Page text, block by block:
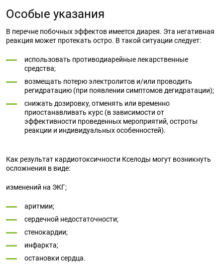
Особые указания
В перечне побочных эффектов имеется диарея. Эта негативная
реакция может протекать остро. В такой ситуации следует:
использовать противодиарейные лекарственные
средства;
возмещать потерю электролитов и/или проводить
регидратацию (при появлении симптомов дегидратации);
снижать дозировку, отменять или временно
приостанавливать курс (в зависимости от
эффективности проведенных мероприятий, остроты
реакции и индивидуальных особенностей).
Как результат кардиотоксичности Кселоды могут возникнуть
осложнения в виде:
изменений на ЭКГ;
аритмии;
сердечной недостаточности;
стенокардии;
инфаркта;
остановки сердца.